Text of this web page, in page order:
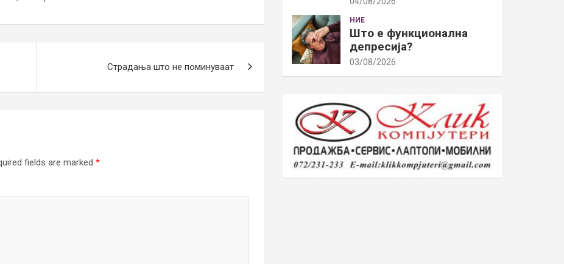
Страдања што не поминуваат
fields are marked *
НИЕ
Што е функционална
депресија?
03/08/2026